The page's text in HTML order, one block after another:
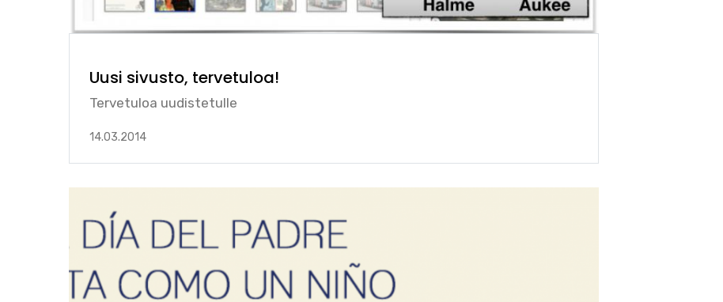
Uusi sivusto, tervetuloa!
Tervetuloa uudistetulle
14.03.2014